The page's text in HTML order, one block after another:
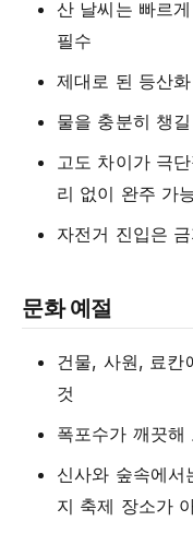
산 날씨는 빠르
필수
제대로 된 등산
물을 충분히 챙
고도 차이가 극
리 없이 완주 가
자전거 진입은
문화 예절
건물, 사원, 료칸
것
폭포수가 깨끗
신사와 숲속에
지 축제 장소가